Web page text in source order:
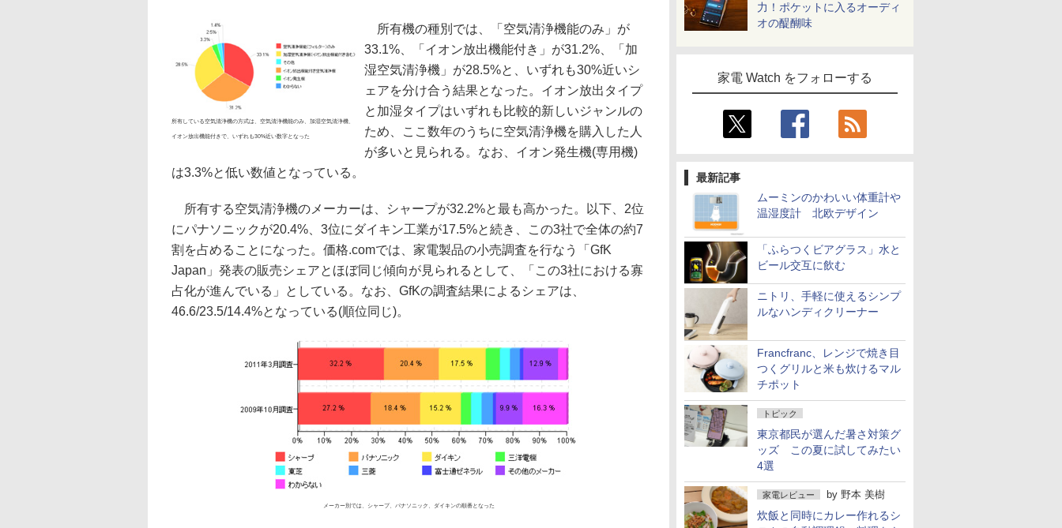
力！ポケットに入るオーディ
オの醍醐味
家電 Watch をフォローする
最新記事
ムーミンのかわいい体重計や
温湿度計 北欧デザイン
「ふらつくビアグラス」水と
ビール交互に飲む
ニトリ、手軽に使えるシンプ
ルなハンディクリーナー
Francfranc、レンジで焼き目
つくグリルと米も炊けるマル
チポット
トピック
東京都民が選んだ暑さ対策グ
ッズ この夏に試してみたい
4選
家電レビュー by 野本 美樹
炊飯と同時にカレー作れるシ
所有している空気清浄機の方式は、空気清浄機能のみ、加湿空気清浄機、
イオン放出機能付きで、いずれも30%近い数字となった
所有機の種別では、「空気清浄機能のみ」が
33.1%、「イオン放出機能付き」が31.2%、「加
湿空気清浄機」が28.5%と、いずれも30%近いシ
ェアを分け合う結果となった。イオン放出タイプ
と加湿タイプはいずれも比較的新しいジャンルの
ため、ここ数年のうちに空気清浄機を購入した人
が多いと見られる。なお、イオン発生機(専用機)
は3.3%と低い数値となっている。
所有する空気清浄機のメーカーは、シャープが32.2%と最も高かった。以下、2位
にパナソニックが20.4%、3位にダイキン工業が17.5%と続き、この3社で全体の約7
割を占めることになった。価格.comでは、家電製品の小売調査を行なう「GfK
Japan」発表の販売シェアとほぼ同じ傾向が見られるとして、「この3社における寡
占化が進んでいる」としている。なお、GfKの調査結果によるシェアは、
46.6/23.5/14.4%となっている(順位同じ)。
メーカー別では、シャープ、パナソニック、ダイキンの順番となった